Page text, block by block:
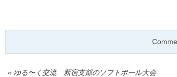
« ゆる〜く交流 新宿支部のソフトボール大会